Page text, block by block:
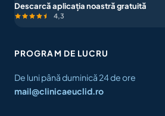
Descarcă aplicația noastră gratuită
4,3
PROGRAM DE LUCRU
De luni până duminică 24 de ore
mail@clinicaeuclid.ro